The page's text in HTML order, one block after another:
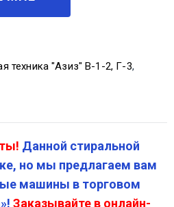
техника "Азиз" В-1-2, Г-3,
Данной стиральной
но мы предлагаем вам
машины в торговом
Заказывайте в онлайн-